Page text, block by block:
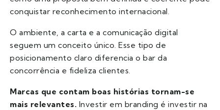
conquistar reconhecimento internacional.
O ambiente, a carta e a comunicação digital
seguem um conceito único. Esse tipo de
posicionamento claro diferencia o bar da
concorrência e fideliza clientes.
Marcas que contam boas histórias tornam-se
mais relevantes. Investir em branding é investir na